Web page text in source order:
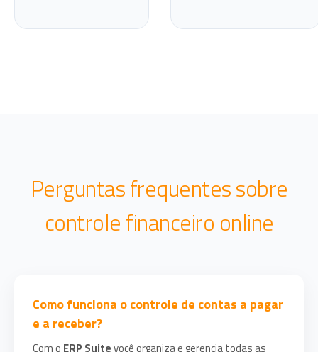
Perguntas frequentes sobre
controle financeiro online
Como funciona o controle de contas a pagar
e a receber?
Com o ERP Suitevocê organiza e gerencia todas as